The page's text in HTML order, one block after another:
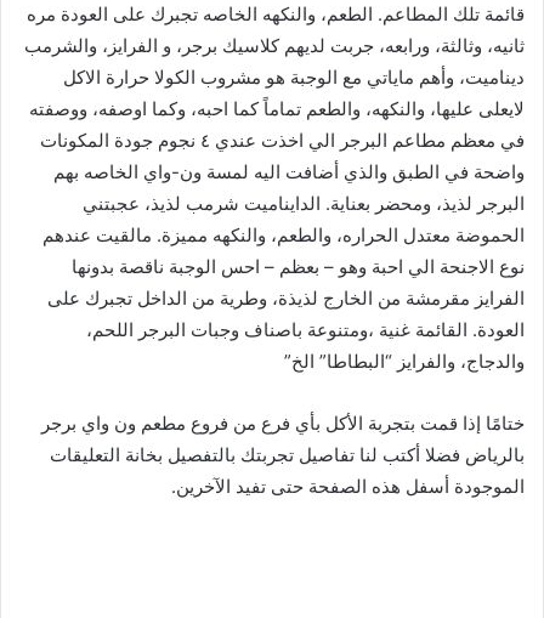
قائمة تلك المطاعم. الطعم، والنكهه الخاصه تجبرك على العودة مره
ثانيه، وثالثة، ورابعه، جربت لديهم كلاسيك برجر، و الفرايز، والشرمب
ديناميت، وأهم ماياتي مع الوجبة هو مشروب الكولا حرارة الاكل
لايعلى عليها، والنكهه، والطعم تماماً كما احبه، وكما اوصفه، ووصفته
في معظم مطاعم البرجر الي اخذت عندي ٤ نجوم جودة المكونات
واضحة في الطبق والذي أضافت اليه لمسة ون-واي الخاصه بهم
البرجر لذيذ، ومحضر بعناية. الدايناميت شرمب لذيذ، عجبتني
الحموضة معتدل الحراره، والطعم، والنكهه مميزة. مالقيت عندهم
نوع الاجنحة الي احبة وهو – بعظم – احس الوجبة ناقصة بدونها
الفرايز مقرمشة من الخارج لذيذة، وطرية من الداخل تجبرك على
العودة. القائمة غنية ،ومتنوعة باصناف وجبات البرجر اللحم،
والدجاج، والفرايز “البطاطا” الخ”
ختامًا إذا قمت بتجربة الأكل بأي فرع من فروع مطعم ون واي برجر
بالرياض فضلا أكتب لنا تفاصيل تجربتك بالتفصيل بخانة التعليقات
الموجودة أسفل هذه الصفحة حتى تفيد الآخرين.